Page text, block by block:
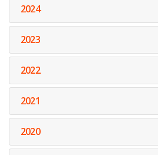
2024
2023
2022
2021
2020